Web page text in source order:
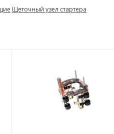
Щеточный узел стартера